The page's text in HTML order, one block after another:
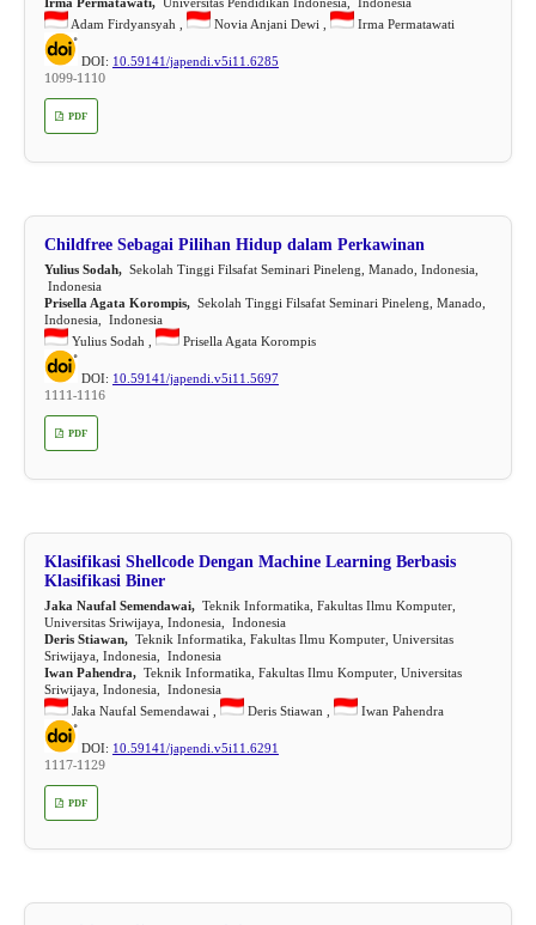
Adam Firdyansyah ,
Novia Anjani Dewi , Irma Permatawati
DOI: 10.59141/japendi.v5i11.6285
1099-1110
PDF
Childfree Sebagai Pilihan Hidup dalam Perkawinan
Yulius Sodah,Sekolah Tinggi Filsafat Seminari Pineleng, Manado, Indonesia,
Indonesia
Prisella Agata Korompis,Sekolah Tinggi Filsafat Seminari Pineleng, Manado,
Indonesia, Indonesia
Yulius Sodah ,
Prisella Agata Korompis
DOI: 10.59141/japendi.v5i11.5697
1111-1116
PDF
Klasifikasi Shellcode Dengan Machine Learning Berbasis
Klasifikasi Biner
Jaka Naufal Semendawai,Teknik Informatika, Fakultas Ilmu Komputer,
Universitas Sriwijaya, Indonesia, Indonesia
Deris Stiawan,Teknik Informatika, Fakultas Ilmu Komputer, Universitas
Sriwijaya, Indonesia, Indonesia
Iwan Pahendra,Teknik Informatika, Fakultas Ilmu Komputer, Universitas
Sriwijaya, Indonesia, Indonesia
Jaka Naufal Semendawai ,
Deris Stiawan , Iwan Pahendra
DOI: 10.59141/japendi.v5i11.6291
1117-1129
PDF